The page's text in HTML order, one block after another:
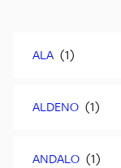
ALA
ALDENO
ANDALO